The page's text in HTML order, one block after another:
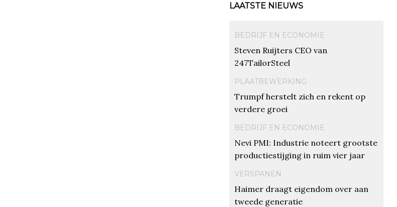
LAATSTE NIEUWS
BEDRIJF EN ECONOMIE
Steven Ruijters CEO van
247TailorSteel
PLAATBEWERKING
Trumpf herstelt zich en rekent op
verdere groei
BEDRIJF EN ECONOMIE
Nevi PMI: Industrie noteert grootste
productiestijging in ruim vier jaar
VERSPANEN
Haimer draagt eigendom over aan
tweede generatie